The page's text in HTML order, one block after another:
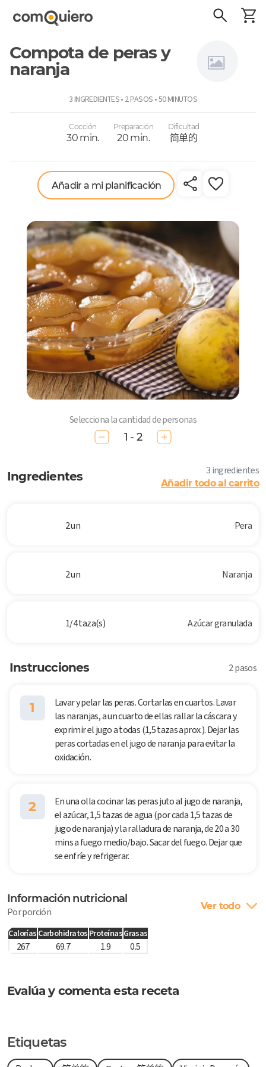
Compota de peras y
naranja
3 INGREDIENTES • 2 PASOS • 50 MINUTOS
Cocción
30 min.
Preparación
20 min.
Dificultad
简单的
Añadir a mi planificación
Selecciona la cantidad de personas
1 - 2
Ingredientes 3 ingredientes
Añadir todo al carrito
2 un Pera
2 un Naranja
1/4 taza(s) Azúcar granulada
Instrucciones 2 pasos
1
Lavar y pelar las peras. Cortarlas en cuartos. Lavar
las naranjas, a un cuarto de ellas rallar la cáscara y
exprimir el jugo a todas (1,5 tazas aprox.). Dejar las
peras cortadas en el jugo de naranja para evitar la
oxidación.
2
En una olla cocinar las peras juto al jugo de naranja,
el azúcar, 1,5 tazas de agua (por cada 1,5 tazas de
jugo de naranja) y la ralladura de naranja, de 20 a 30
mins a fuego medio/bajo. Sacar del fuego. Dejar que
se enfríe y refrigerar.
Información nutricional
Por porción Ver todo
Calorías Carbohidratos ProteínasGrasas
267 69.7 1.9 0.5
Evalúa y comenta esta receta
Etiquetas